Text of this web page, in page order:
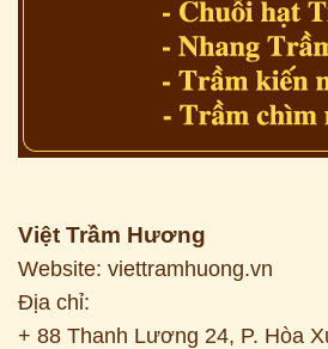
Việt Trầm Hương
Website: viettramhuong.vn
Địa chỉ:
+ 88 Thanh Lương 24, P. Hòa